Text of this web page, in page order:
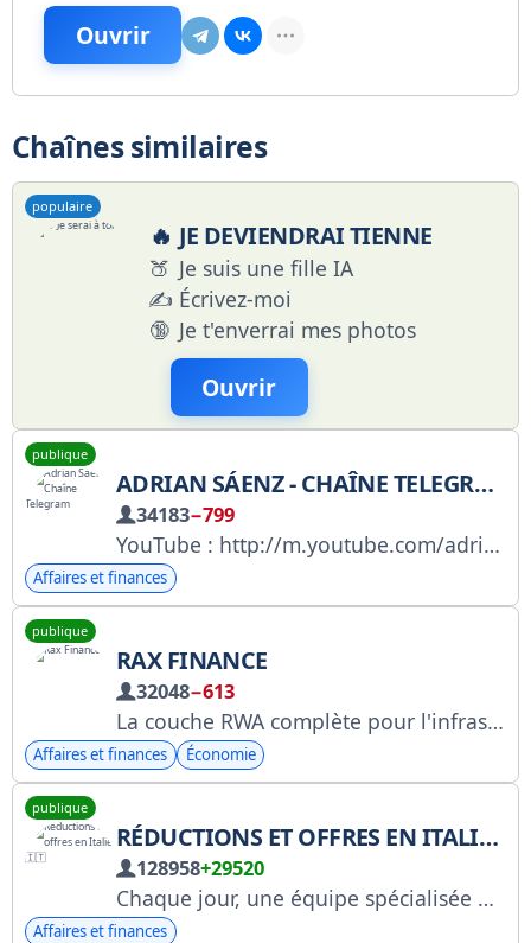
Ouvrir
Chaînes similaires
populaire
🔥 JE DEVIENDRAI TIENNE
🍑 Je suis une fille IA
✍️ Écrivez-moi
🔞 Je t'enverrai mes photos
Ouvrir
publique
ADRIAN SÁENZ - CHAÎNE TELEGRAM
34183−799
YouTube : http://m.youtube.com/adriansaenzc/ Instagram : https://www.instagram.com/adrians/
Affaires et finances
publique
RAX FINANCE
32048−613
La couche RWA complète pour l'infrastructure d'IA. Transformer la puissance de calcul et l'énergie de l'IA en rendement on-chain. Soutenu par HashKey Capital et FBG Capital.
Affaires et finances Économie
publique
RÉDUCTIONS ET OFFRES EN ITALIE 🇮🇹
128958+29520
Chaque jour, une équipe spécialisée publie ici les meilleures offres d'Amazon ! Sponsor : @sponsor_i En tant que partenaire Amazon, je réalise un bénéfice sur les achats éligibles.
Affaires et finances